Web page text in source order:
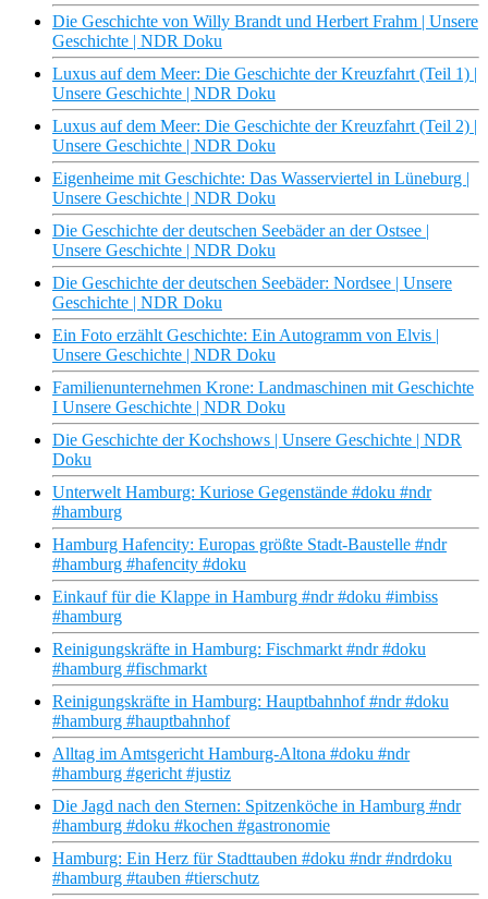
Die Geschichte von Willy Brandt und Herbert Frahm | Unsere
Geschichte | NDR Doku
Luxus auf dem Meer: Die Geschichte der Kreuzfahrt (Teil 1) |
Unsere Geschichte | NDR Doku
Luxus auf dem Meer: Die Geschichte der Kreuzfahrt (Teil 2) |
Unsere Geschichte | NDR Doku
Eigenheime mit Geschichte: Das Wasserviertel in Lüneburg |
Unsere Geschichte | NDR Doku
Die Geschichte der deutschen Seebäder an der Ostsee |
Unsere Geschichte | NDR Doku
Die Geschichte der deutschen Seebäder: Nordsee | Unsere
Geschichte | NDR Doku
Ein Foto erzählt Geschichte: Ein Autogramm von Elvis |
Unsere Geschichte | NDR Doku
Familienunternehmen Krone: Landmaschinen mit Geschichte
I Unsere Geschichte | NDR Doku
Die Geschichte der Kochshows | Unsere Geschichte | NDR
Doku
Unterwelt Hamburg: Kuriose Gegenstände #doku #ndr
#hamburg
Hamburg Hafencity: Europas größte Stadt-Baustelle #ndr
#hamburg #hafencity #doku
Einkauf für die Klappe in Hamburg #ndr #doku #imbiss
#hamburg
Reinigungskräfte in Hamburg: Fischmarkt #ndr #doku
#hamburg #fischmarkt
Reinigungskräfte in Hamburg: Hauptbahnhof #ndr #doku
#hamburg #hauptbahnhof
Alltag im Amtsgericht Hamburg-Altona #doku #ndr
#hamburg #gericht #justiz
Die Jagd nach den Sternen: Spitzenköche in Hamburg #ndr
#hamburg #doku #kochen #gastronomie
Hamburg: Ein Herz für Stadttauben #doku #ndr #ndrdoku
#hamburg #tauben #tierschutz